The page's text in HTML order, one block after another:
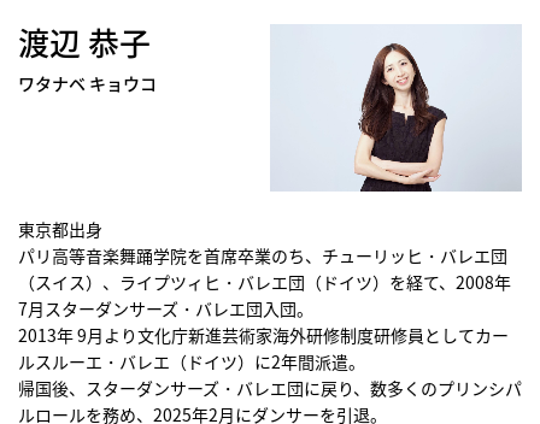
渡辺 恭子
ワタナベ キョウコ
東京都出身
パリ高等音楽舞踊学院を首席卒業のち、チューリッヒ・バレエ団
（スイス）、ライプツィヒ・バレエ団（ドイツ）を経て、2008年
7月スターダンサーズ・バレエ団入団。
2013年 9月より文化庁新進芸術家海外研修制度研修員としてカー
ルスルーエ・バレエ（ドイツ）に2年間派遣。
帰国後、スターダンサーズ・バレエ団に戻り、数多くのプリンシパ
ルロールを務め、2025年2月にダンサーを引退。